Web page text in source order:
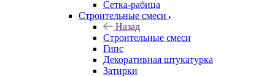
Сетка-рабица
Строительные смеси
Назад
Строительные смеси
Гипс
Декоративная штукатурка
Затирки